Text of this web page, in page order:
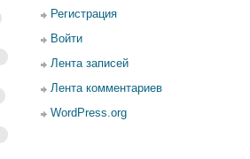
Регистрация
Войти
Лента записей
Лента комментариев
WordPress.org